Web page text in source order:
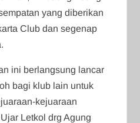
yang diberikan
Club dan segenap
ini berlangsung lancar
bagi klub lain untuk
kejuaraan
Letkol drg Agung